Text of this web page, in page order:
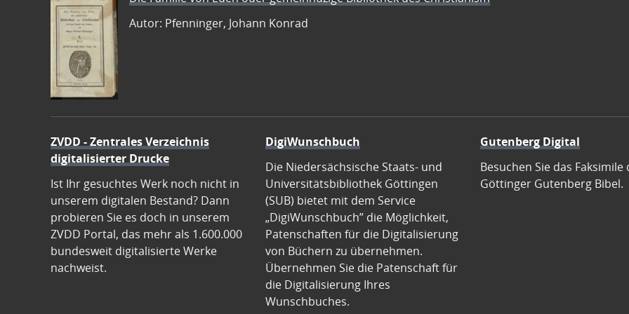
Autor: Pfenninger, Johann Konrad
ZVDD - Zentrales Verzeichnis
digitalisierter Drucke
Ist Ihr gesuchtes Werk noch nicht in
unserem digitalen Bestand? Dann
probieren Sie es doch in unserem
ZVDD Portal, das mehr als 1.600.000
bundesweit digitalisierte Werke
nachweist.
DigiWunschbuch
Die Niedersächsische Staats- und
Universitätsbibliothek Göttingen
(SUB) bietet mit dem Service
„DigiWunschbuch” die Möglichkeit,
Patenschaften für die Digitalisierung
von Büchern zu übernehmen.
Übernehmen Sie die Patenschaft für
die Digitalisierung Ihres
Wunschbuches.
Gutenberg Digital
Besuchen Sie das Faksimile
Göttinger Gutenberg Bibel.